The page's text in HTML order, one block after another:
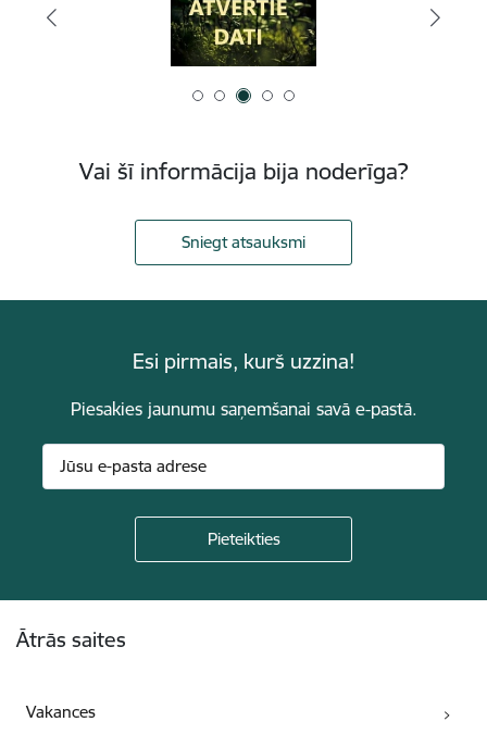
Vai šī informācija bija noderīga?
Sniegt atsauksmi
Esi pirmais, kurš uzzina!
Piesakies jaunumu saņemšanai savā e-pastā.
Ātrās saites
Vakances